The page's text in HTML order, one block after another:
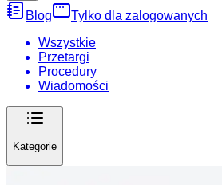
Blog
Tylko dla zalogowanych
Wszystkie
Przetargi
Procedury
Wiadomości
Kategorie